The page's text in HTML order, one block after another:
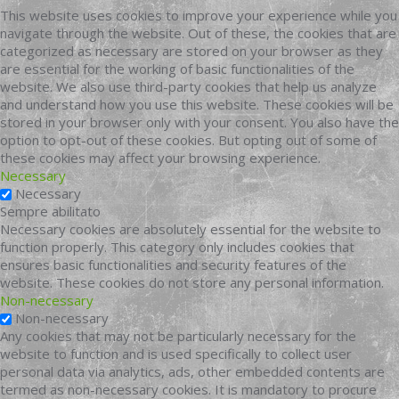
This website uses cookies to improve your experience while you
navigate through the website. Out of these, the cookies that are
categorized as necessary are stored on your browser as they
are essential for the working of basic functionalities of the
website. We also use third-party cookies that help us analyze
and understand how you use this website. These cookies will be
stored in your browser only with your consent. You also have the
option to opt-out of these cookies. But opting out of some of
these cookies may affect your browsing experience.
Necessary
Necessary
Sempre abilitato
Necessary cookies are absolutely essential for the website to
function properly. This category only includes cookies that
ensures basic functionalities and security features of the
website. These cookies do not store any personal information.
Non-necessary
Non-necessary
Any cookies that may not be particularly necessary for the
website to function and is used specifically to collect user
personal data via analytics, ads, other embedded contents are
termed as non-necessary cookies. It is mandatory to procure